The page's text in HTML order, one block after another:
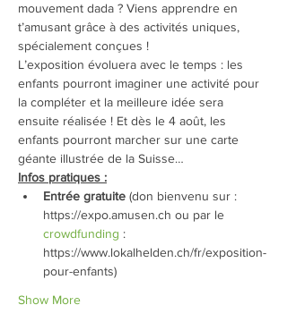
mouvement dada ? Viens apprendre en
t’amusant grâce à des activités uniques,
spécialement conçues !
L’exposition évoluera avec le temps : les
enfants pourront imaginer une activité pour
la compléter et la meilleure idée sera
ensuite réalisée ! Et dès le 4 août, les
enfants pourront marcher sur une carte
géante illustrée de la Suisse…
Infos pratiques :
Entrée gratuite (don bienvenu sur :
https://expo.amusen.ch ou par le
crowdfunding :
https://www.lokalhelden.ch/fr/exposition-
pour-enfants)
Show More